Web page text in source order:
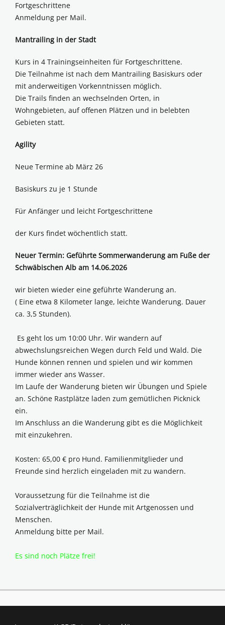
Fortgeschrittene
Anmeldung per Mail.
Mantrailing in der Stadt
Kurs in 4 Trainingseinheiten für Fortgeschrittene.
Die Teilnahme ist nach dem Mantrailing Basiskurs oder
mit anderweitigen Vorkenntnissen möglich.
Die Trails finden an wechselnden Orten, in
Wohngebieten, auf offenen Plätzen und in belebten
Gebieten statt.
Agility
Neue Termine ab März 26
Basiskurs zu je 1 Stunde
Für Anfänger und leicht Fortgeschrittene
der Kurs findet wöchentlich statt.
Neuer Termin: Geführte Sommerwanderung am Fuße der
Schwäbischen Alb am 14.06.2026
wir bieten wieder eine geführte Wanderung an.
( Eine etwa 8 Kilometer lange, leichte Wanderung. Dauer
ca. 3,5 Stunden).
Es geht los um 10:00 Uhr. Wir wandern auf
abwechslungsreichen Wegen durch Feld und Wald. Die
Hunde können rennen und spielen und wir kommen
immer wieder ans Wasser.
Im Laufe der Wanderung bieten wir Übungen und Spiele
an. Schöne Rastplätze laden zum gemütlichen Picknick
ein.
Im Anschluss an die Wanderung gibt es die Möglichkeit
mit einzukehren.
Kosten: 65,00 € pro Hund. Familienmitglieder und
Freunde sind herzlich eingeladen mit zu wandern.
Voraussetzung für die Teilnahme ist die
Sozialverträglichkeit der Hunde mit Artgenossen und
Menschen.
Anmeldung bitte per Mail.
Es sind noch Plätze frei!